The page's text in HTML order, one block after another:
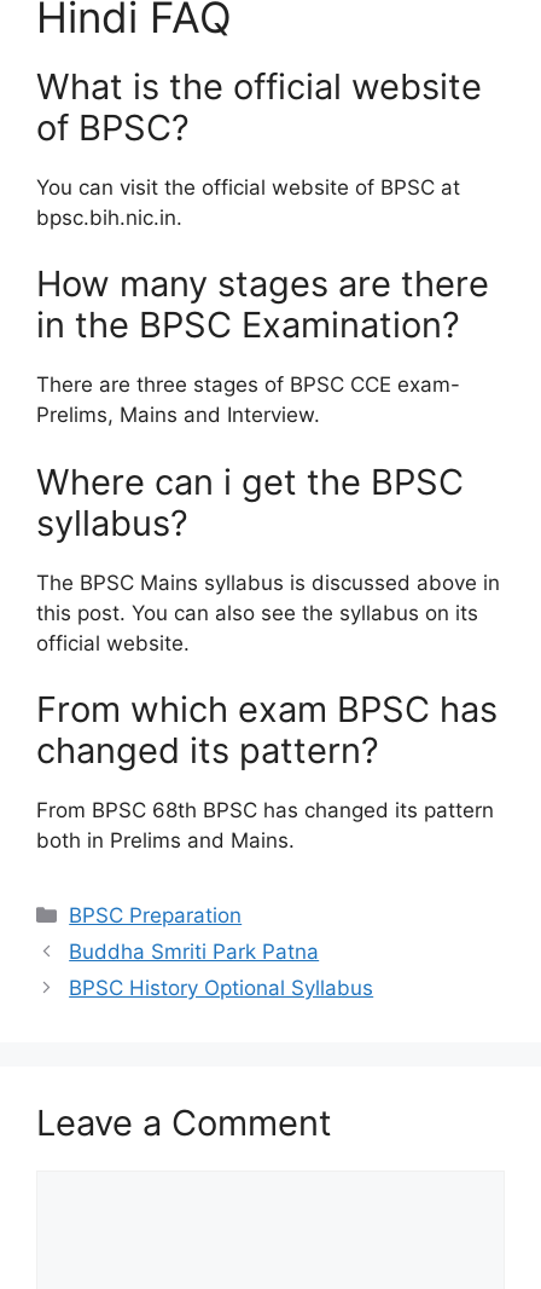
Hindi FAQ
What is the official website
of BPSC?
You can visit the official website of BPSC at
bpsc.bih.nic.in.
How many stages are there
in the BPSC Examination?
There are three stages of BPSC CCE exam-
Prelims, Mains and Interview.
Where can i get the BPSC
syllabus?
The BPSC Mains syllabus is discussed above in
this post. You can also see the syllabus on its
official website.
From which exam BPSC has
changed its pattern?
From BPSC 68th BPSC has changed its pattern
both in Prelims and Mains.
Categories
BPSC Preparation
Buddha Smriti Park Patna
BPSC History Optional Syllabus
Leave a Comment